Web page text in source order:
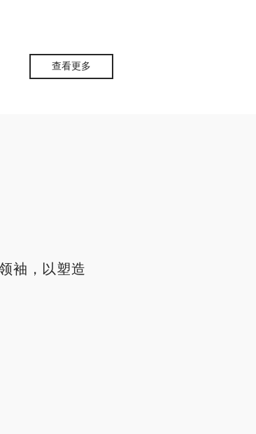
查看更多
袖，以塑造